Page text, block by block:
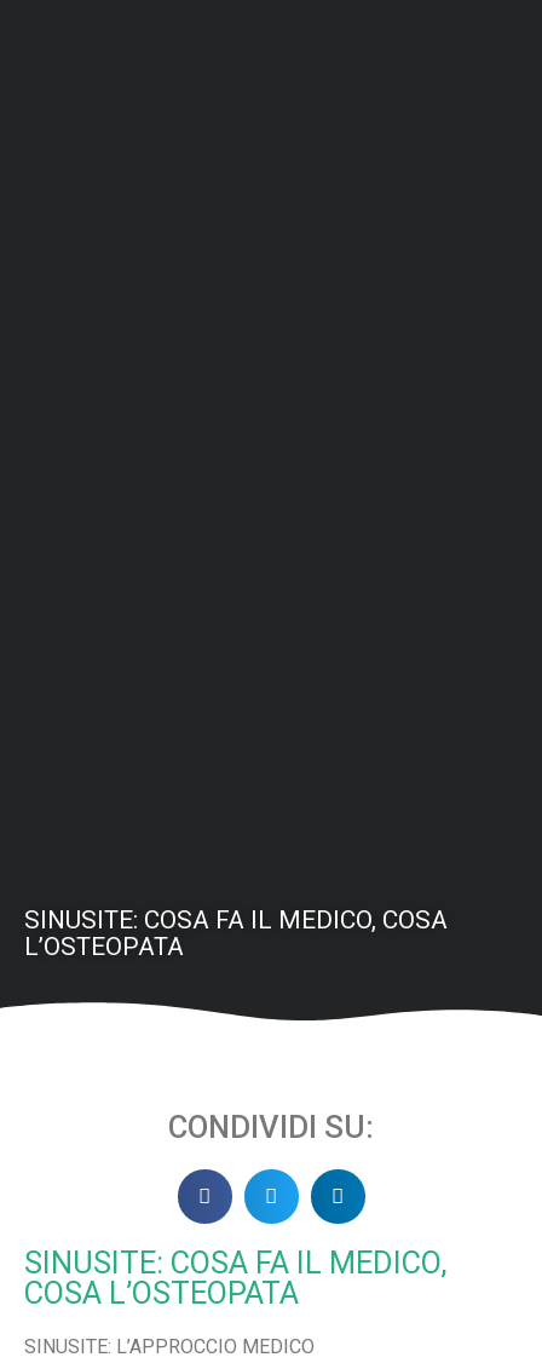
SINUSITE: COSA FA IL MEDICO, COSA
L’OSTEOPATA
CONDIVIDI SU:
SINUSITE: COSA FA IL MEDICO,
COSA L’OSTEOPATA
SINUSITE: L’APPROCCIO MEDICO